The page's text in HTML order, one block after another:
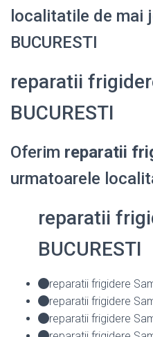
localitatile de mai
BUCURESTI
reparatii
BUCURESTI
Oferim reparatii
urmatoarele
reparatii
BUCURESTI
reparatii frigidere
reparatii frigidere
reparatii frigidere